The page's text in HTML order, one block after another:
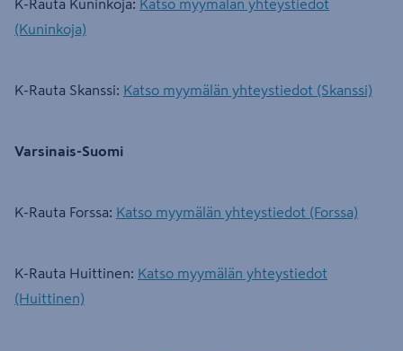
K-Rauta Kuninkoja: Katso myymälän yhteystiedot
(Kuninkoja)
K-Rauta Skanssi: Katso myymälän yhteystiedot (Skanssi)
Varsinais-Suomi
K-Rauta Forssa: Katso myymälän yhteystiedot (Forssa)
K-Rauta Huittinen: Katso myymälän yhteystiedot
(Huittinen)